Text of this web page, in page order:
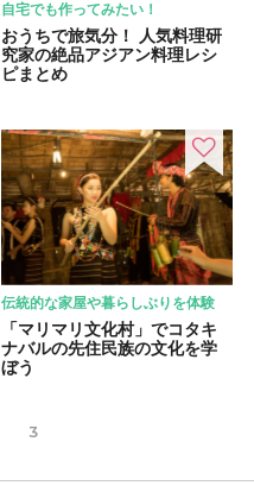
自宅でも作ってみたい！
おうちで旅気分！ 人気料理研
究家の絶品アジアン料理レシ
ピまとめ
伝統的な家屋や暮らしぶりを体験
「マリマリ文化村」でコタキ
ナバルの先住民族の文化を学
ぼう
3